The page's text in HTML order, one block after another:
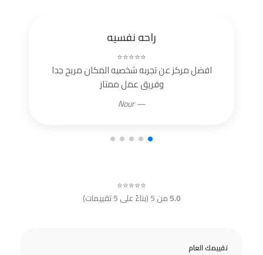
راحه نفسيه
⭐⭐⭐⭐⭐
افضل مركز عن تجربه شخصيه المكان مريح جدا
وفريق عمل ممتاز
— Nour
⭐⭐⭐⭐⭐
5.0من 5 (بناءً على 5 تقييمات)
تقييمك العام